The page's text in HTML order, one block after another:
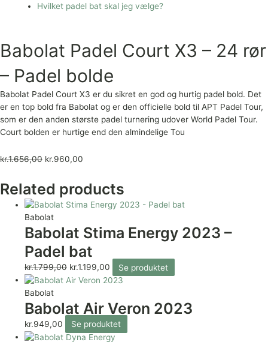
Hvilket padel bat skal jeg vælge?
Babolat Padel Court X3 – 24 rør
– Padel bolde
Babolat Padel Court X3 er du sikret en god og hurtig padel bold. Det
er en top bold fra Babolat og er den officielle bold til APT Padel Tour,
som er den anden største padel turnering udover World Padel Tour.
Court bolden er hurtige end den almindelige Tou
kr.1.656,00 kr.960,00
Related products
Babolat
Babolat Stima Energy 2023 –
Padel bat
kr.1.799,00 kr.1.199,00 Se produktet
Babolat
Babolat Air Veron 2023
kr.949,00 Se produktet